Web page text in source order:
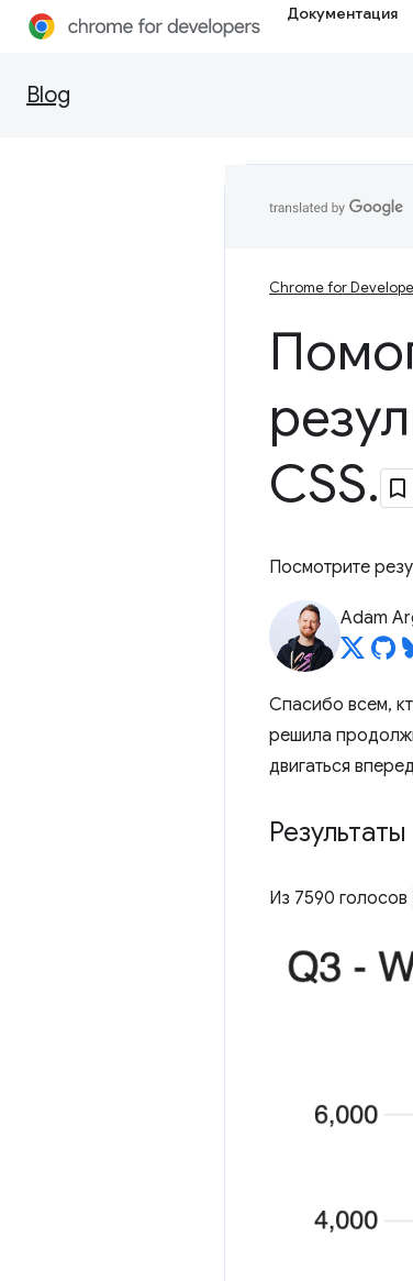
Документация
Blog
Chrome for
CSS.
Посмотрите
Adam
Спасибо всем,
решила
двигаться
Результаты
Из 7590 голосов